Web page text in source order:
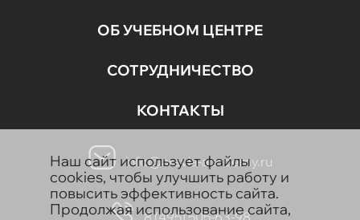
ОБ УЧЕБНОМ ЦЕНТРЕ
СОТРУДНИЧЕСТВО
КОНТАКТЫ
info@aravia-academy.ru
8 (495) 505-63-98
Наш сайт использует файлы
cookies, чтобы улучшить работу и
повысить эффективность сайта.
Продолжая использование сайта,